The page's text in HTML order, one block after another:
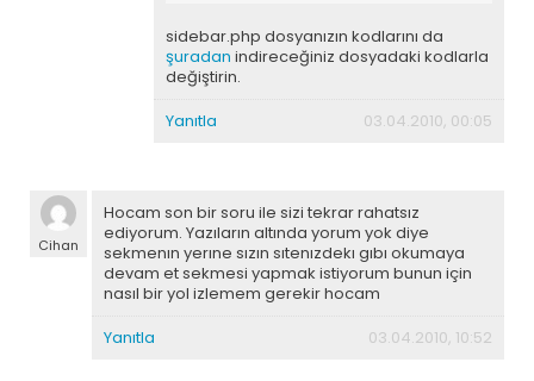
sidebar.php dosyanızın kodlarını da
şuradan indireceğiniz dosyadaki kodlarla
değiştirin.
Yanıtla
03.04.2010, 00:05
Cihan
Hocam son bir soru ile sizi tekrar rahatsız
ediyorum. Yazıların altında yorum yok diye
sekmenın yerıne sızın sıtenızdekı gıbı okumaya
devam et sekmesi yapmak istiyorum bunun için
nasıl bir yol izlemem gerekir hocam
Yanıtla
03.04.2010, 10:52